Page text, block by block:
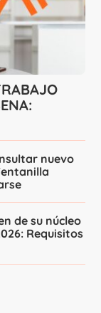
nuevo
de su núcleo
Requisitos